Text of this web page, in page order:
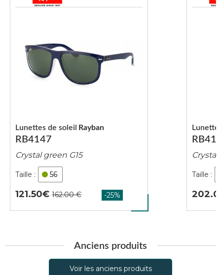
RB4147
Lunettes de soleil Rayban
Crystal green G15
56
121.50
Anciens produits
Voir les anciens produits